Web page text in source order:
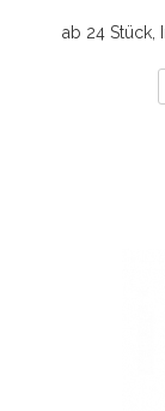
ab 24 Stück,